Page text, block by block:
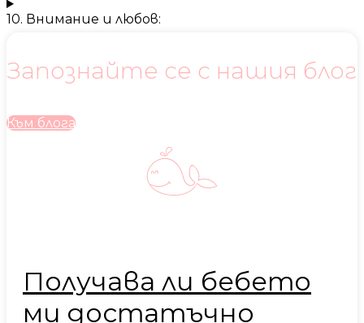
10. Внимание и любов:
Запознайте се с нашия блог
Към блога
Получава ли бебето
ми достатъчно